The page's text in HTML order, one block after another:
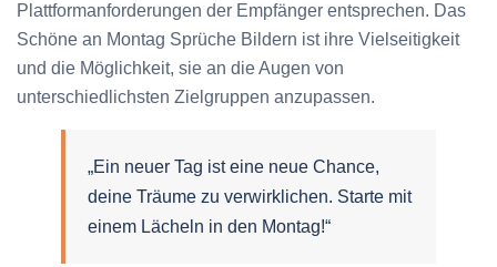
Plattformanforderungen der Empfänger entsprechen. Das
Schöne an Montag Sprüche Bildern ist ihre Vielseitigkeit
und die Möglichkeit, sie an die Augen von
unterschiedlichsten Zielgruppen anzupassen.
„Ein neuer Tag ist eine neue Chance,
deine Träume zu verwirklichen. Starte mit
einem Lächeln in den Montag!“